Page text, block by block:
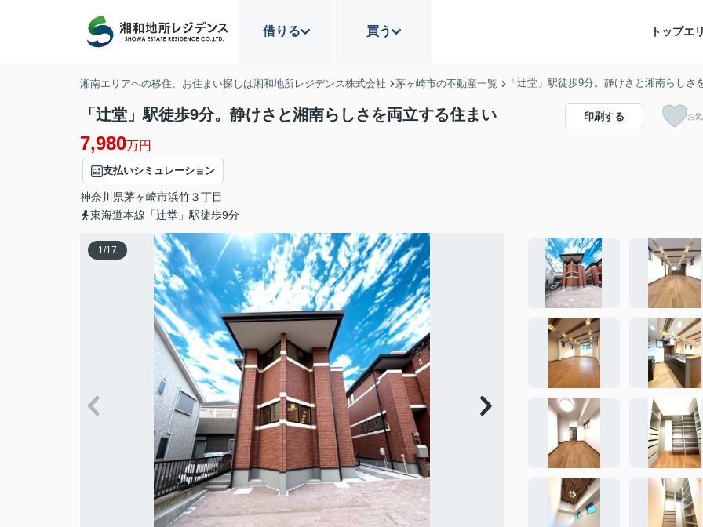
借りる 買う トップエ
湘南エリアへの移住、お住まい探しは湘和地所レジデンス株式会社 茅ヶ崎市の不動産一覧 「辻堂」駅徒歩9分。静けさと湘南らしさ
「辻堂」駅徒歩9分。静けさと湘南らしさを両立する住まい
7,980万円
支払いシミュレーション
神奈川県茅ヶ崎市浜竹３丁目
東海道本線「辻堂」駅徒歩9分
印刷する お
1/17